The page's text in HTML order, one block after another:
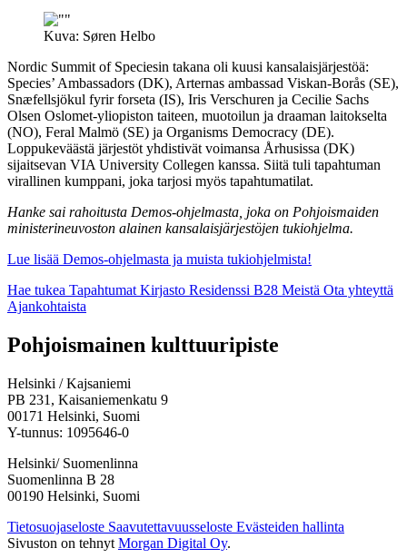
Kuva: Søren Helbo
Nordic Summit of Speciesin takana oli kuusi kansalaisjärjestöä:
Species’ Ambassadors (DK), Arternas ambassad Viskan-Borås (SE),
Snæfellsjökul fyrir forseta (IS), Iris Verschuren ja Cecilie Sachs
Olsen Oslomet-yliopiston taiteen, muotoilun ja draaman laitokselta
(NO), Feral Malmö (SE) ja Organisms Democracy (DE).
Loppukeväästä järjestöt yhdistivät voimansa Århusissa (DK)
sijaitsevan VIA University Collegen kanssa. Siitä tuli tapahtuman
virallinen kumppani, joka tarjosi myös tapahtumatilat.
Hanke sai rahoitusta Demos-ohjelmasta, joka on Pohjoismaiden
ministerineuvoston alainen kansalaisjärjestöjen tukiohjelma.
Lue lisää Demos-ohjelmasta ja muista tukiohjelmista!
Hae tukea Tapahtumat Kirjasto Residenssi B28 Meistä Ota yhteyttä
Ajankohtaista
Facebook:
Avataan
välilehteen
Instagram:
Avataan
välilehteen
TikTok:
Avataan
välilehteen
Youtube:
Avataan
välilehteen
Vimeo:
Avataan
välilehteen
Pohjoismainen kulttuuripiste
Helsinki / Kajsaniemi
PB 231, Kaisaniemenkatu 9
00171 Helsinki, Suomi
Y-tunnus: 1095646-0
Helsinki/ Suomenlinna
Suomenlinna B 28
00190 Helsinki, Suomi
Tietosuojaseloste Saavutettavuusseloste Evästeiden hallinta
Sivuston on tehnyt Morgan Digital Oy.